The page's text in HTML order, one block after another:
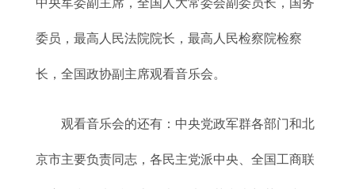
委员，最高人民法院院长，最高人民检察院检察
长，全国政协副主席观看音乐会。
观看音乐会的还有：中央党政军群各部门和北
京市主要负责同志，各民主党派中央、全国工商联